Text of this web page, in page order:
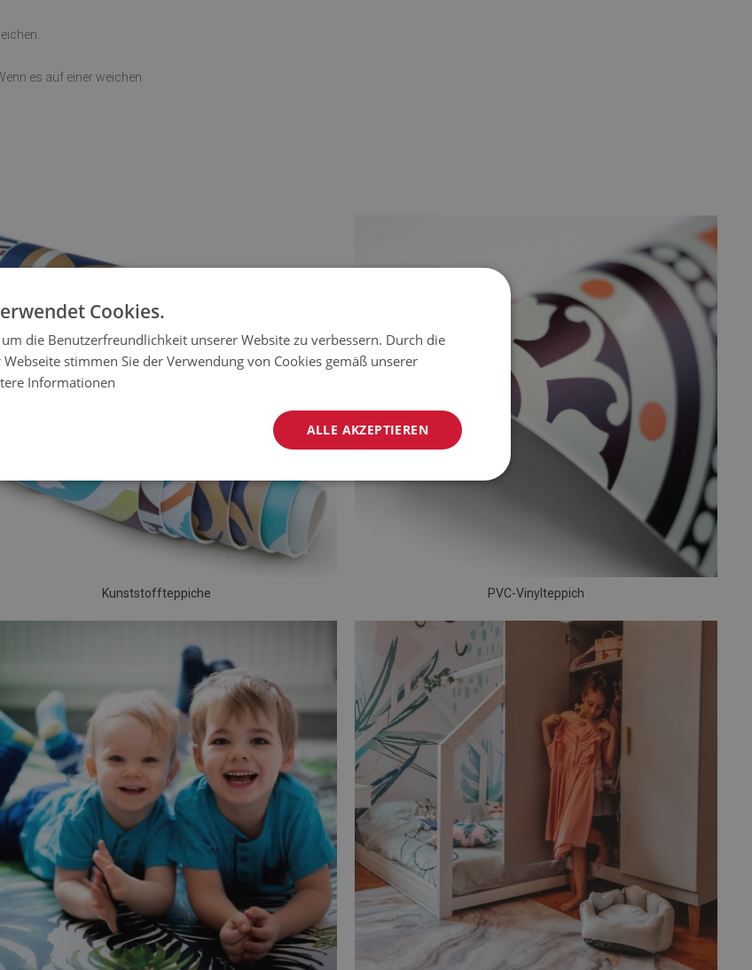
es auf einer weichen
Kunststoffteppiche PVC-Vinylteppich
Cookies.
die Benutzerfreundlichkeit unserer Website zu verbessern. Durch die
stimmen Sie der Verwendung von Cookies gemäß unserer
Informationen
ALLE AKZEPTIEREN